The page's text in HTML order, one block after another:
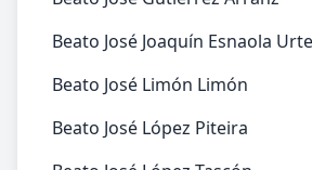
Beato José Joaquín Esnaola
Beato José Limón Limón
Beato José López Piteira